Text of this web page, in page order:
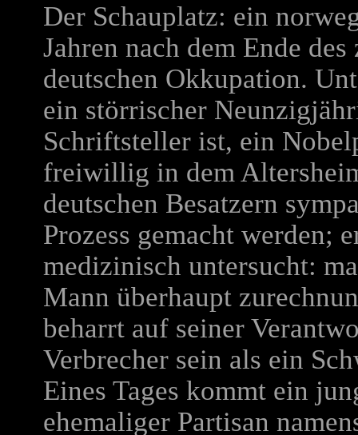
Der Schauplatz: ein
Jahren nach dem Ende
deutschen Okkupation.
ein störrischer
Schriftsteller ist, ein
freiwillig in dem
deutschen Besatzern
Prozess gemacht werden;
medizinisch untersucht:
Mann überhaupt
beharrt auf seiner
Verbrecher sein als ein
Eines Tages kommt ein
ehemaliger Partisan